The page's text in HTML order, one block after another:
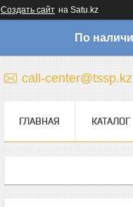
Создать сайт на Satu.kz
По
call-center@tssp.kz
ГЛАВНАЯ КАТАЛОГ